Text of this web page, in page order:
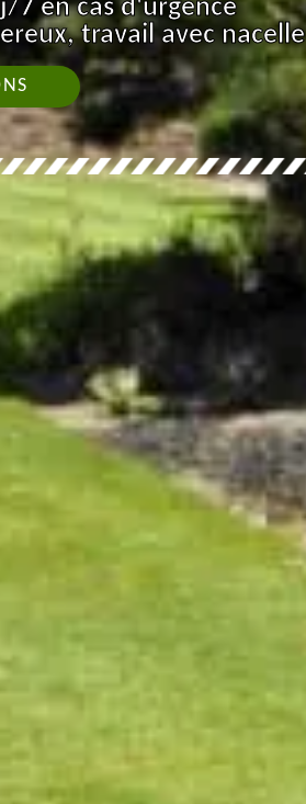
7 en cas d'urgence
travail avec nacelle